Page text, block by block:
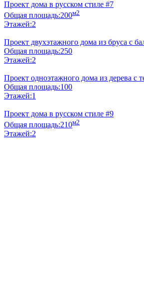
Проект дома в русском стиле #7
Общая площадь:200м2
Этажей:2
Проект двухэтажного дома из бруса с
Общая площадь:250
Этажей:2
Проект одноэтажного дома из дерева с
Общая площадь:100
Этажей:1
Проект дома в русском стиле #9
Общая площадь:210м2
Этажей:2